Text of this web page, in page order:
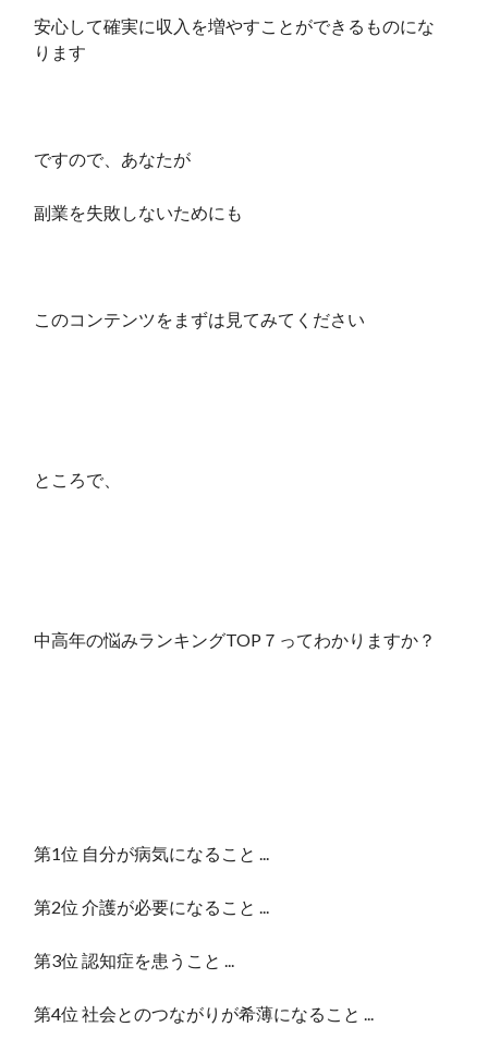
安心して確実に収入を増やすことができるものにな
ります
ですので、あなたが
副業を失敗しないためにも
このコンテンツをまずは見てみてください
ところで、
中高年の悩みランキングTOP７ってわかりますか？
第1位 自分が病気になること ...
第2位 介護が必要になること ...
第3位 認知症を患うこと ...
第4位 社会とのつながりが希薄になること ...